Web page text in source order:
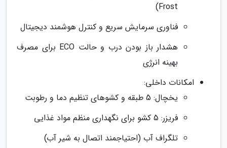
Frost)
فناوری سرمایش سریع و کنترل هوشمند دیجیتال
هشدار باز بودن درب و حالت ECO برای مصرف
بهینه انرژی
امکانات داخلی:
یخچال: 5 طبقه و کشوهای تنظیم دما و رطوبت
فریزر: 5 کشو برای نگهداری منظم مواد غذایی
تلگراف آب (احتیاجمند اتصال به شیر آب)